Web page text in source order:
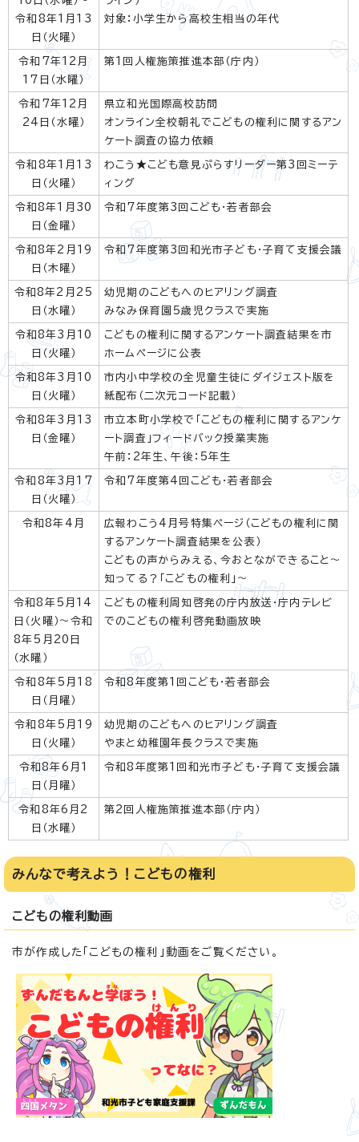
令和8年1月13
日（火曜）
対象：小学生から高校生相当の年代
令和7年12月
17日（水曜）
第1回人権施策推進本部（庁内）
令和7年12月
24日（水曜）
県立和光国際高校訪問
オンライン全校朝礼でこどもの権利に関するアン
ケート調査の協力依頼
令和8年1月13
日（火曜）
わこう★こども意見ぷらすリーダー第3回ミーテ
ィング
令和8年1月30
日（金曜）
令和7年度第3回こども・若者部会
令和8年2月19
日（木曜）
令和7年度第3回和光市子ども・子育て支援会議
令和8年2月25
日（水曜）
幼児期のこどもへのヒアリング調査
みなみ保育園5歳児クラスで実施
令和8年3月10
日（火曜）
こどもの権利に関するアンケート調査結果を市
ホームページに公表
令和8年3月10
日（火曜）
市内小中学校の全児童生徒にダイジェスト版を
紙配布（二次元コード記載）
令和8年3月13
日（金曜）
市立本町小学校で「こどもの権利に関するアンケ
ート調査」フィードバック授業実施
午前：2年生、午後：5年生
令和8年3月17
日（火曜）
令和7年度第4回こども・若者部会
令和8年4月
広報わこう4月号特集ページ（こどもの権利に関
するアンケート調査結果を公表）
こどもの声からみえる、今おとなができること～
知ってる？「こどもの権利」～
令和8年5月14
日（火曜）～令和
8年5月20日
（水曜）
こどもの権利周知啓発の庁内放送・庁内テレビ
でのこどもの権利啓発動画放映
令和8年5月18
日（月曜）
令和8年度第1回こども・若者部会
令和8年5月19
日（火曜）
幼児期のこどもへのヒアリング調査
やまと幼稚園年長クラスで実施
令和8年6月1
日（月曜）
令和8年度第1回和光市子ども・子育て支援会議
令和8年6月2
日（水曜）
第2回人権施策推進本部（庁内）
みんなで考えよう！こどもの権利
こどもの権利動画
市が作成した「こどもの権利」動画をご覧ください。